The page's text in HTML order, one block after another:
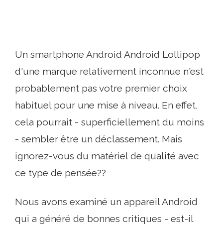
Un smartphone Android Android Lollipop
d'une marque relativement inconnue n'est
probablement pas votre premier choix
habituel pour une mise à niveau. En effet,
cela pourrait - superficiellement du moins
- sembler être un déclassement. Mais
ignorez-vous du matériel de qualité avec
ce type de pensée??
Nous avons examiné un appareil Android
qui a généré de bonnes critiques - est-il